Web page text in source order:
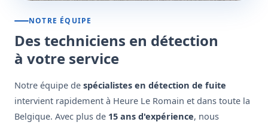
NOTRE ÉQUIPE
Des techniciens en détection
à votre service
Notre équipe de spécialistes en détection de fuite
intervient rapidement à Heure Le Romain et dans toute la
Belgique. Avec plus de 15 ans d'expérience, nous